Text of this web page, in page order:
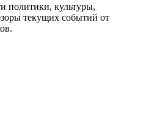
политики, культуры,
текущих событий от